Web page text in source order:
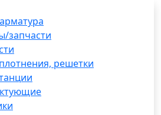
запчасти
решетки